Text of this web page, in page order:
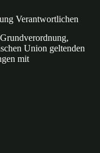
Verantwortlichen
Union geltenden
mit